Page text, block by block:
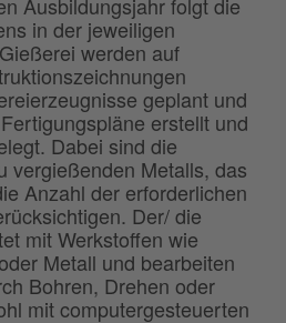
in der jeweiligen
werden auf
geplant und
erstellt und
Dabei sind die
vergießenden Metalls, das
Anzahl der erforderlichen
Der/ die
mit Werkstoffen wie
Metall und bearbeiten
Bohren, Drehen oder
mit computergesteuerten